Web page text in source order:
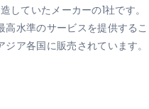
していたメーカーの1社です
水準のサービスを提供する
ア各国に販売されています